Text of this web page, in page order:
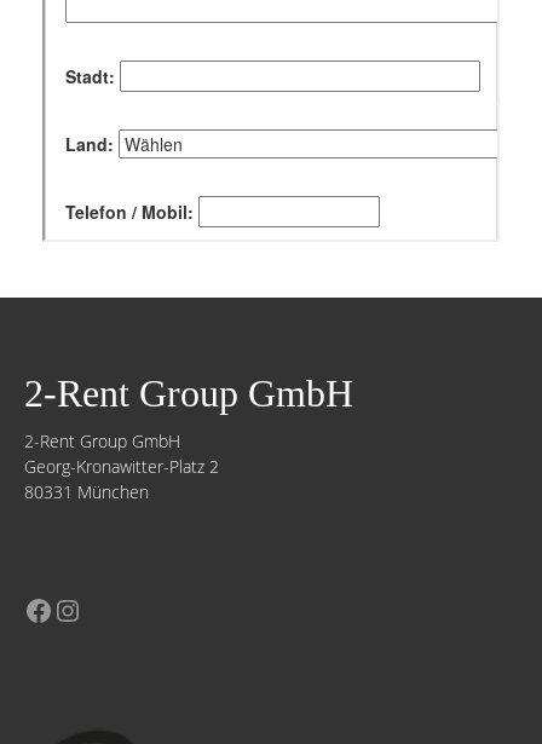
2-Rent Group GmbH
2-Rent Group GmbH
Georg-Kronawitter-Platz 2
80331 München
Facebook
Instagram